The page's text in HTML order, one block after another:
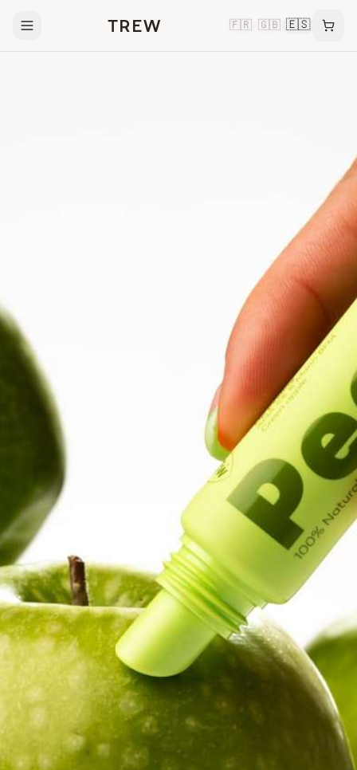
TREW 🇫🇷 🇬🇧 🇪🇸